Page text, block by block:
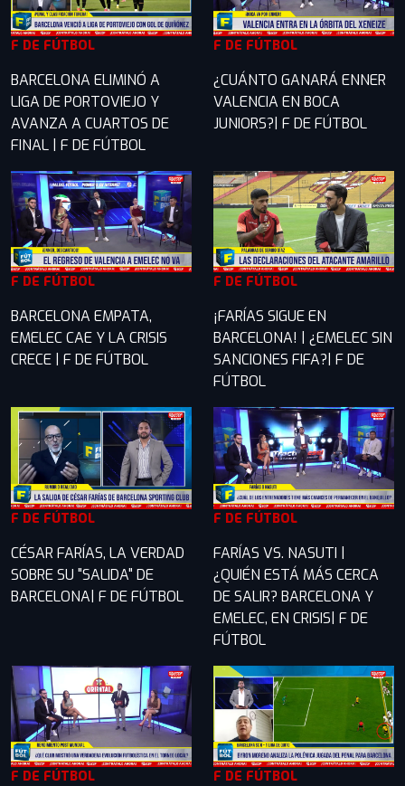
F DE FÚTBOL
BARCELONA ELIMINÓ A
LIGA DE PORTOVIEJO Y
AVANZA A CUARTOS DE
FINAL | F DE FÚTBOL
F DE FÚTBOL
¿CUÁNTO GANARÁ ENNER
VALENCIA EN BOCA
JUNIORS?| F DE FÚTBOL
F DE FÚTBOL
BARCELONA EMPATA,
EMELEC CAE Y LA CRISIS
CRECE | F DE FÚTBOL
F DE FÚTBOL
¡FARÍAS SIGUE EN
BARCELONA! | ¿EMELEC SIN
SANCIONES FIFA?| F DE
FÚTBOL
F DE FÚTBOL
CÉSAR FARÍAS, LA VERDAD
SOBRE SU "SALIDA" DE
BARCELONA| F DE FÚTBOL
F DE FÚTBOL
FARÍAS VS. NASUTI |
¿QUIÉN ESTÁ MÁS CERCA
DE SALIR? BARCELONA Y
EMELEC, EN CRISIS| F DE
FÚTBOL
F DE FÚTBOL F DE FÚTBOL